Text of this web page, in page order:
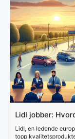
Lidl jobber:
Lidl, en ledende
topp